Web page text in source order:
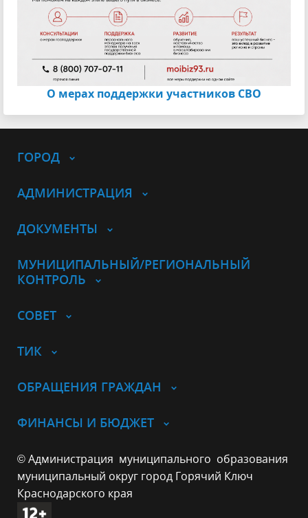
О мерах поддержки участников СВО
ГОРОД
АДМИНИСТРАЦИЯ
ДОКУМЕНТЫ
МУНИЦИПАЛЬНЫЙ/РЕГИОНАЛЬНЫЙ
КОНТРОЛЬ
СОВЕТ
ТИК
ОБРАЩЕНИЯ ГРАЖДАН
ФИНАНСЫ И БЮДЖЕТ
© Администрация муниципального образования
муниципальный округ город Горячий Ключ
Краснодарского края